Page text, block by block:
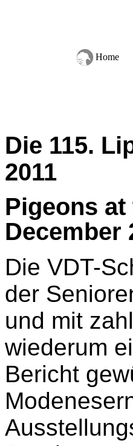
Home
Die 115.
2011
Pigeons
December
Die VDT-
der
und mit
wiederum
Bericht